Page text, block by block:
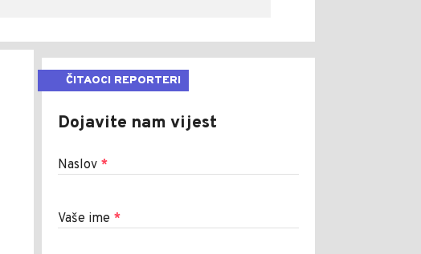
ČITAOCI REPORTERI
Dojavite nam vijest
Naslov *
Vaše ime *